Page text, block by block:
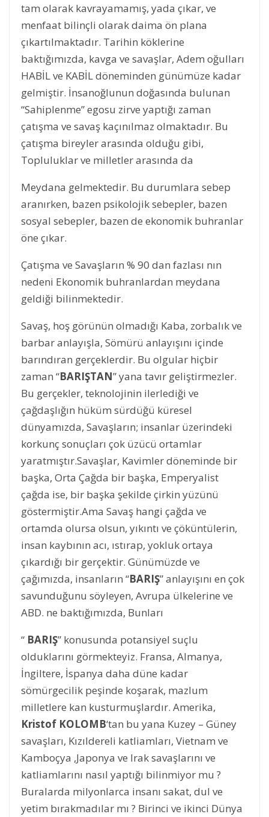
tam olarak kavrayamamış, yada çıkar, ve
menfaat bilinçli olarak daima ön plana
çıkartılmaktadır. Tarihin köklerine
baktığımızda, kavga ve savaşlar, Adem oğulları
HABİL ve KABİL döneminden günümüze kadar
gelmiştir. İnsanoğlunun doğasında bulunan
“Sahiplenme” egosu zirve yaptığı zaman
çatışma ve savaş kaçınılmaz olmaktadır. Bu
çatışma bireyler arasında olduğu gibi,
Topluluklar ve milletler arasında da
Meydana gelmektedir. Bu durumlara sebep
aranırken, bazen psikolojik sebepler, bazen
sosyal sebepler, bazen de ekonomik buhranlar
öne çıkar.
Çatışma ve Savaşların % 90 dan fazlası nın
nedeni Ekonomik buhranlardan meydana
geldiği bilinmektedir.
Savaş, hoş görünün olmadığı Kaba, zorbalık ve
barbar anlayışla, Sömürü anlayışını içinde
barındıran gerçeklerdir. Bu olgular hiçbir
zaman “BARIŞTAN” yana tavır geliştirmezler.
Bu gerçekler, teknolojinin ilerlediği ve
çağdaşlığın hüküm sürdüğü küresel
dünyamızda, Savaşların; insanlar üzerindeki
korkunç sonuçları çok üzücü ortamlar
yaratmıştır.Savaşlar, Kavimler döneminde bir
başka, Orta Çağda bir başka, Emperyalist
çağda ise, bir başka şekilde çirkin yüzünü
göstermiştir.Ama Savaş hangi çağda ve
ortamda olursa olsun, yıkıntı ve çöküntülerin,
insan kaybının acı, ıstırap, yokluk ortaya
çıkardığı bir gerçektir. Günümüzde ve
çağımızda, insanların “BARIŞ” anlayışını en çok
savunduğunu söyleyen, Avrupa ülkelerine ve
ABD. ne baktığımızda, Bunları
“ BARIŞ” konusunda potansiyel suçlu
olduklarını görmekteyiz. Fransa, Almanya,
İngiltere, İspanya daha düne kadar
sömürgecilik peşinde koşarak, mazlum
milletlere kan kusturmuşlardır. Amerika,
Kristof KOLOMB‘tan bu yana Kuzey – Güney
savaşları, Kızıldereli katliamları, Vietnam ve
Kamboçya ,Japonya ve Irak savaşlarını ve
katliamlarını nasıl yaptığı bilinmiyor mu ?
Buralarda milyonlarca insanı sakat, dul ve
yetim bırakmadılar mı ? Birinci ve ikinci Dünya